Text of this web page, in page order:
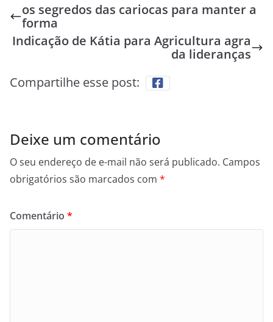
os segredos das cariocas para manter a
forma
Indicação de Kátia para Agricultura agra
da lideranças
Compartilhe esse post:
Deixe um comentário
O seu endereço de e-mail não será publicado. Campos
obrigatórios são marcados com *
Comentário *